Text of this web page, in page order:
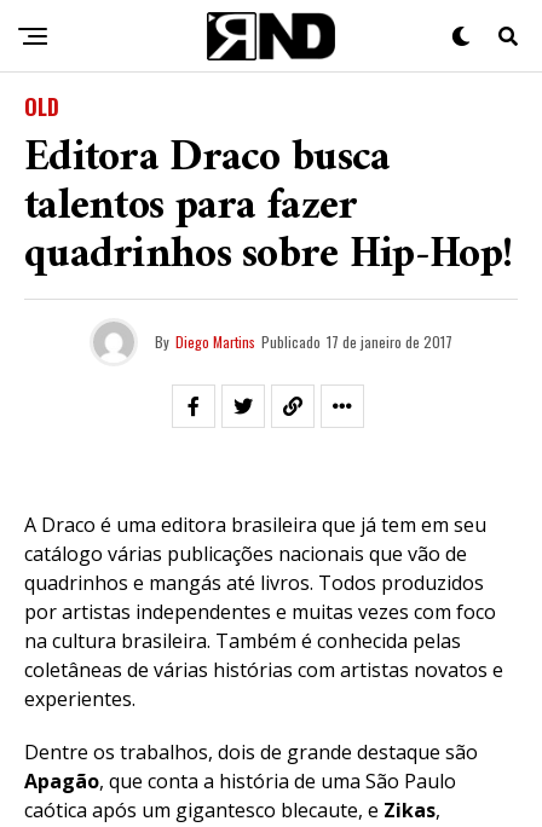
OLD
Editora Draco busca
talentos para fazer
quadrinhos sobre Hip-Hop!
By Diego Martins Publicado 17 de janeiro de 2017
A Draco é uma editora brasileira que já tem em seu
catálogo várias publicações nacionais que vão de
quadrinhos e mangás até livros. Todos produzidos
por artistas independentes e muitas vezes com foco
na cultura brasileira. Também é conhecida pelas
coletâneas de várias histórias com artistas novatos e
experientes.
Dentre os trabalhos, dois de grande destaque são
Apagão, que conta a história de uma São Paulo
caótica após um gigantesco blecaute, e Zikas,